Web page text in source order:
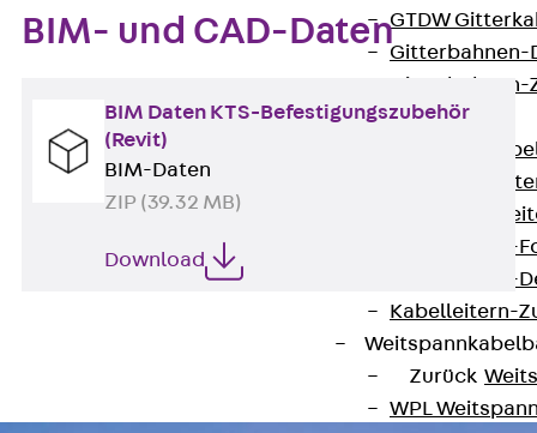
GTDW
Gitterbahnen-
Kabelleitern
LGG
LGGS
Kabelleitern-
Kabelleitern-
Kabelleitern-
Zurück
WPL
BIM- und CAD-Daten
BIM Daten KTS-Befestigungszubehör
(Revit)
BIM-Daten
ZIP (39.32 MB)
Download